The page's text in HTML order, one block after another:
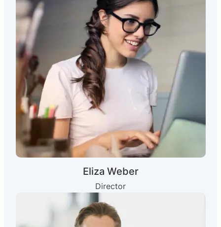
Eliza Weber
Director